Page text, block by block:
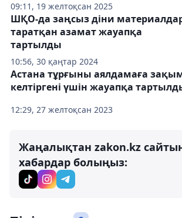
09:11, 19 желтоқсан 2025
10:56, 30 қаңтар 2024
ШҚО-да заңсыз діни
таратқан азамат жауапқа
тартылды
12:29, 27 желтоқсан 2023
Астана тұрғыны аялдамаға
келтіргені үшін жауапқа
Жаңалықтан zakon.kz
хабардар болыңыз: